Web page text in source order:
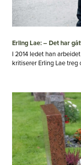
Erling Lae: – Det har
I 2014 ledet han
kritiserer Erling Lae